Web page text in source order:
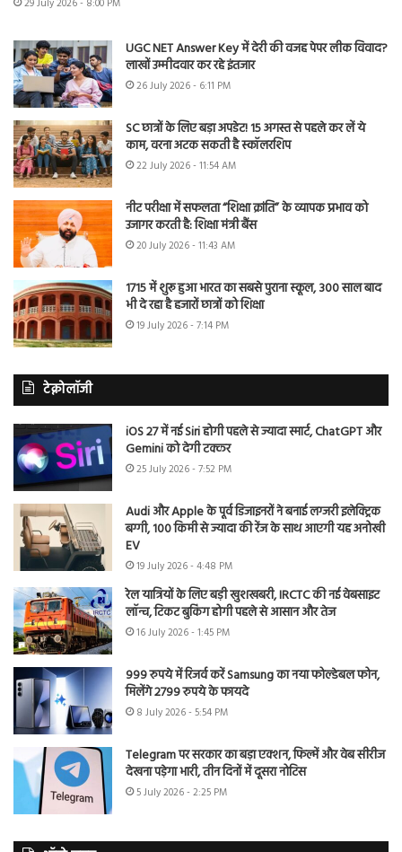
29 July 2026 - 8:00 PM
UGC NET Answer Key में देरी की वजह पेपर लीक विवाद?
लाखों उम्मीदवार कर रहे इंतजार
26 July 2026 - 6:11 PM
SC छात्रों के लिए बड़ा अपडेट! 15 अगस्त से पहले कर लें ये
काम, वरना अटक सकती है स्कॉलरशिप
22 July 2026 - 11:54 AM
नीट परीक्षा में सफलता “शिक्षा क्रांति” के व्यापक प्रभाव को
उजागर करती है: शिक्षा मंत्री बैंस
20 July 2026 - 11:43 AM
1715 में शुरू हुआ भारत का सबसे पुराना स्कूल, 300 साल बाद
भी दे रहा है हजारों छात्रों को शिक्षा
19 July 2026 - 7:14 PM
टेक्नोलॉजी
iOS 27 में नई Siri होगी पहले से ज्यादा स्मार्ट, ChatGPT और
Gemini को देगी टक्कर
25 July 2026 - 7:52 PM
Audi और Apple के पूर्व डिजाइनरों ने बनाई लग्जरी इलेक्ट्रिक
बग्गी, 100 किमी से ज्यादा की रेंज के साथ आएगी यह अनोखी
EV
19 July 2026 - 4:48 PM
रेल यात्रियों के लिए बड़ी खुशखबरी, IRCTC की नई वेबसाइट
लॉन्च, टिकट बुकिंग होगी पहले से आसान और तेज
16 July 2026 - 1:45 PM
999 रुपये में रिजर्व करें Samsung का नया फोल्डेबल फोन,
मिलेंगे 2799 रुपये के फायदे
8 July 2026 - 5:54 PM
Telegram पर सरकार का बड़ा एक्शन, फिल्में और वेब सीरीज
देखना पड़ेगा भारी, तीन दिनों में दूसरा नोटिस
5 July 2026 - 2:25 PM